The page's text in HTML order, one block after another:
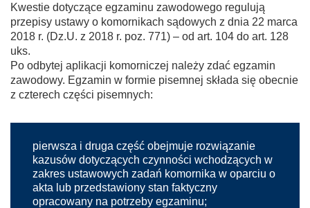
Kwestie dotyczące egzaminu zawodowego regulują
przepisy ustawy o komornikach sądowych z dnia 22 marca
2018 r. (Dz.U. z 2018 r. poz. 771) – od art. 104 do art. 128
uks.
Po odbytej aplikacji komorniczej należy zdać egzamin
zawodowy. Egzamin w formie pisemnej składa się obecnie
z czterech części pisemnych:
pierwsza i druga część obejmuje rozwiązanie
kazusów dotyczących czynności wchodzących w
zakres ustawowych zadań komornika w oparciu o
akta lub przedstawiony stan faktyczny
opracowany na potrzeby egzaminu;